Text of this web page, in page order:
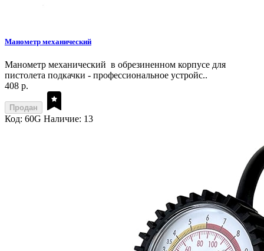
Манометр механический
Манометр механический в обрезиненном корпусе для
пистолета подкачки - профессиональное устройс..
408 р.
Продан
Код: 60G Наличие: 13